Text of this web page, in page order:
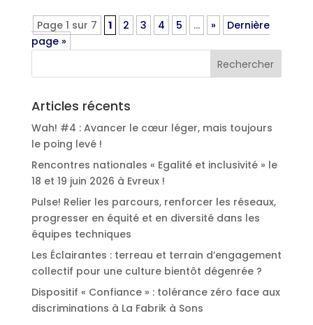
Page 1 sur 7 1 2 3 4 5 … »
Dernière
page »
Articles récents
Wah! #4 : Avancer le cœur léger, mais toujours
le poing levé !
Rencontres nationales « Egalité et inclusivité » le
18 et 19 juin 2026 à Evreux !
Pulse! Relier les parcours, renforcer les réseaux,
progresser en équité et en diversité dans les
équipes techniques
Les Éclairantes : terreau et terrain d’engagement
collectif pour une culture bientôt dégenrée ?
Dispositif « Confiance » : tolérance zéro face aux
discriminations à La Fabrik à Sons